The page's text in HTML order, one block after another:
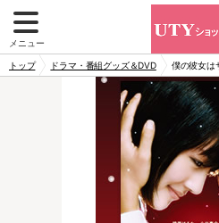
メニュー
トップ ドラマ・番組グッズ＆DVD 僕の彼女は